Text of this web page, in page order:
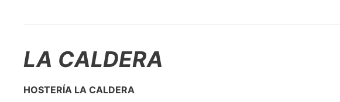
LA CALDERA
HOSTERÍA LA CALDERA